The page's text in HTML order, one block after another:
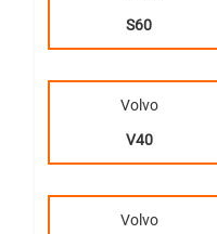
S60
Volvo
V40
Volvo